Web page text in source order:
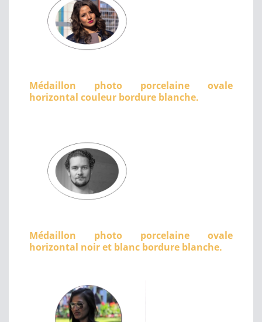
Médaillon photo porcelaine ovale
horizontal couleur bordure blanche.
Médaillon photo porcelaine ovale
horizontal noir et blanc bordure blanche.